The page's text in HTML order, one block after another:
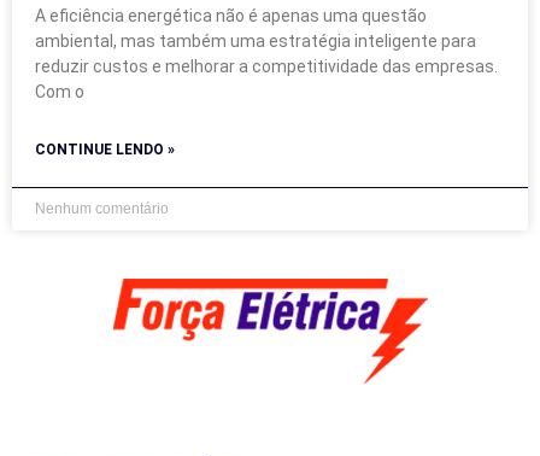
A eficiência energética não é apenas uma questão
ambiental, mas também uma estratégia inteligente para
reduzir custos e melhorar a competitividade das empresas.
Com o
CONTINUE LENDO »
Nenhum comentário